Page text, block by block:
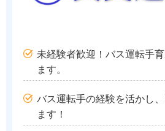
未経験者歓迎！バス運転手
ます。
バス運転手の経験を活かし
ます！